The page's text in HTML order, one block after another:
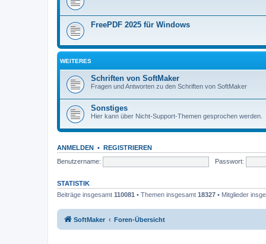
FreePDF 2025 für Windows
WEITERES
Schriften von SoftMaker
Fragen und Antworten zu den Schriften von SoftMaker
Sonstiges
Hier kann über Nicht-Support-Themen gesprochen werden.
ANMELDEN • REGISTRIEREN
Benutzername:
Passwort:
STATISTIK
Beiträge insgesamt 110081 • Themen insgesamt 18327 • Mitglieder
SoftMaker Foren-Übersicht